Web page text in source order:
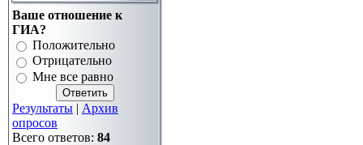
Ваше отношение к
ГИА?
Положительно
Отрицательно
Мне все равно
Результаты | Архив
опросов
Всего ответов: 84